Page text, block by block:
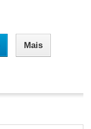
Mais